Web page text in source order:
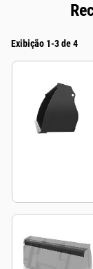
Exibição 1-3 de 4